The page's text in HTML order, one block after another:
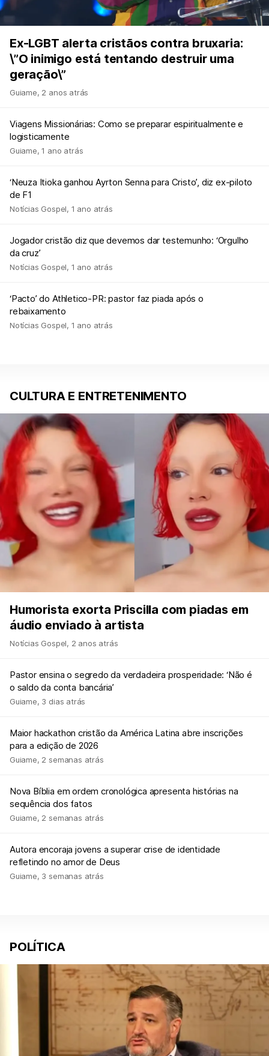
Ex-LGBT alerta cristãos contra bruxaria:
\”O inimigo está tentando destruir uma
geração\”
Guiame, 2 anos atrás
Viagens Missionárias: Como se preparar espiritualmente e
logisticamente
Guiame,1 ano atrás
‘Neuza Itioka ganhou Ayrton Senna para Cristo’, diz ex-piloto
de F1
Notícias Gospel, 1 ano atrás
Jogador cristão diz que devemos dar testemunho: ‘Orgulho
da cruz’
Notícias Gospel, 1 ano atrás
‘Pacto’ do Athletico-PR: pastor faz piada após o
rebaixamento
Notícias Gospel, 1 ano atrás
CULTURA E ENTRETENIMENTO
Humorista exorta Priscilla com piadas em
áudio enviado à artista
Notícias Gospel, 2 anos atrás
Pastor ensina o segredo da verdadeira prosperidade: ‘Não é
o saldo da conta bancária’
Guiame, 3 dias atrás
Maior hackathon cristão da América Latina abre inscrições
para a edição de 2026
Guiame, 2 semanas atrás
Nova Bíblia em ordem cronológica apresenta histórias na
sequência dos fatos
Guiame, 2 semanas atrás
Autora encoraja jovens a superar crise de identidade
refletindo no amor de Deus
Guiame, 3 semanas atrás
POLÍTICA